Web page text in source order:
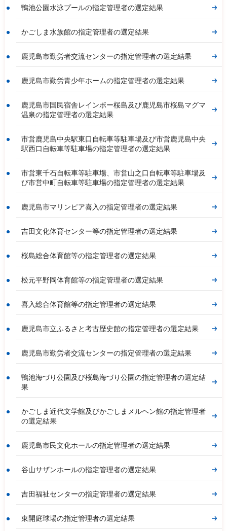
鴨池公園水泳プールの指定管理者の選定結果
かごしま水族館の指定管理者の選定結果
鹿児島市勤労者交流センターの指定管理者の選定結果
鹿児島市勤労青少年ホームの指定管理者の選定結果
鹿児島市国民宿舎レインボー桜島及び鹿児島市桜島マグマ
温泉の指定管理者の選定結果
市営鹿児島中央駅東口自転車等駐車場及び市営鹿児島中央
駅西口自転車等駐車場の指定管理者の選定結果
市営東千石自転車等駐車場、市営山之口自転車等駐車場及
び市営中町自転車等駐車場の指定管理者の選定結果
鹿児島市マリンピア喜入の指定管理者の選定結果
吉田文化体育センター等の指定管理者の選定結果
桜島総合体育館等の指定管理者の選定結果
松元平野岡体育館等の指定管理者の選定結果
喜入総合体育館等の指定管理者の選定結果
鹿児島市立ふるさと考古歴史館の指定管理者の選定結果
鹿児島市勤労者交流センターの指定管理者の選定結果
鴨池海づり公園及び桜島海づり公園の指定管理者の選定結
果
かごしま近代文学館及びかごしまメルヘン館の指定管理者
の選定結果
鹿児島市民文化ホールの指定管理者の選定結果
谷山サザンホールの指定管理者の選定結果
吉田福祉センターの指定管理者の選定結果
東開庭球場の指定管理者の選定結果